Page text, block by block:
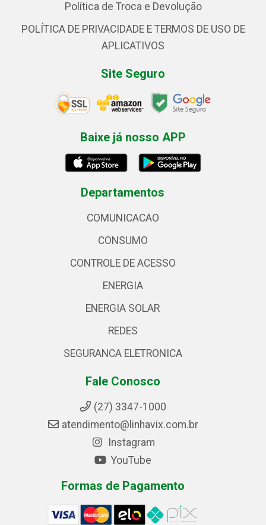
Política de Troca e Devolução
POLÍTICA DE PRIVACIDADE E TERMOS DE USO DE
APLICATIVOS
Site Seguro
Baixe já nosso APP
Departamentos
COMUNICACAO
CONSUMO
CONTROLE DE ACESSO
ENERGIA
ENERGIA SOLAR
REDES
SEGURANCA ELETRONICA
Fale Conosco
(27) 3347-1000
atendimento@linhavix.com.br
Instagram
YouTube
Formas de Pagamento